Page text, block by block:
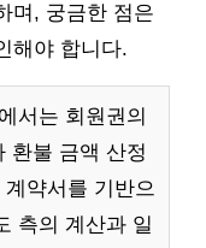
며, 궁금한 점은
해야 합니다.
서는 회원권의
환불 금액 산정
약서를 기반으
측의 계산과 일